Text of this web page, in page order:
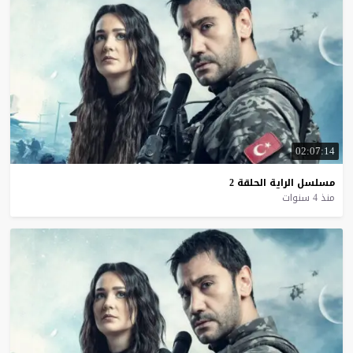
02:07:14
مسلسل الراية الحلقة 2
منذ 4 سنوات